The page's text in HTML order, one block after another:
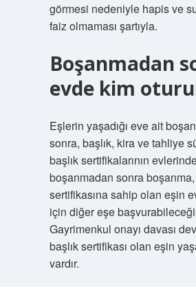
görmesi nedeniyle hapis ve
faiz olmaması şartıyla.
Boşanmadan
evde kim
Eşlerin yaşadığı eve ait
sonra, başlık, kira ve tahliye
başlık sertifikalarının
boşanmadan sonra
sertifikasına sahip olan eşin
için diğer eşe
Gayrimenkul onayı davası
başlık sertifikası olan eşin
vardır.